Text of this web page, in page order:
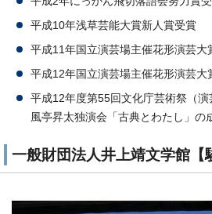
平成10年浅草芸能大賞新人賞受賞
平成11年国立演芸場主催花形演芸大
平成12年国立演芸場主催花形演芸大
平成12年度第55回文化庁芸術祭（
風亭昇太独演会「古典とわたし」の
一般財団法人井上靖文学館【